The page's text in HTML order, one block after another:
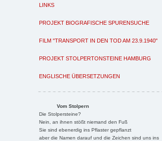
LINKS
PROJEKT BIOGRAFISCHE SPURENSUCHE
FILM "TRANSPORT IN DEN TOD AM 23.9.1940"
PROJEKT STOLPERTONSTEINE HAMBURG
ENGLISCHE ÜBERSETZUNGEN
Vom Stolpern
Die Stolpersteine?
Nein, an ihnen stößt niemand den Fuß
Sie sind ebenerdig ins Pflaster gepflanzt
aber die Namen darauf und die Zeichen sind uns ins